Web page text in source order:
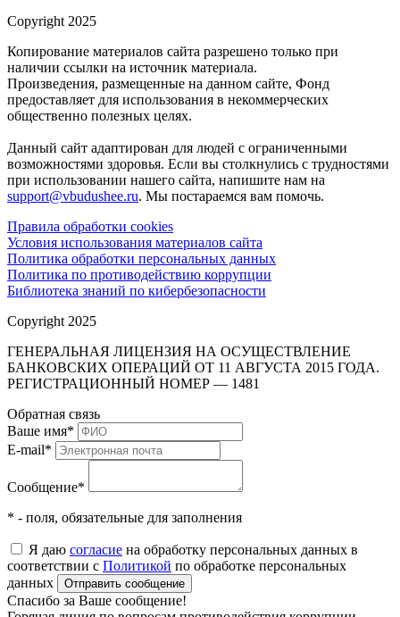
Copyright 2025
Копирование материалов сайта разрешено только при
наличии ссылки на источник материала.
Произведения, размещенные на данном сайте, Фонд
предоставляет для использования в некоммерческих
общественно полезных целях.
Данный сайт адаптирован для людей с ограниченными
возможностями здоровья. Если вы столкнулись с трудностями
при использовании нашего сайта, напишите нам на
support@vbudushee.ru. Мы постараемся вам помочь.
Правила обработки cookies
Условия использования материалов сайта
Политика обработки персональных данных
Политика по противодействию коррупции
Библиотека знаний по кибербезопасности
Copyright 2025
ГЕНЕРАЛЬНАЯ ЛИЦЕНЗИЯ НА ОСУЩЕСТВЛЕНИЕ
БАНКОВСКИХ ОПЕРАЦИЙ ОТ 11 АВГУСТА 2015 ГОДА.
РЕГИСТРАЦИОННЫЙ НОМЕР — 1481
Обратная связь
Ваше имя*
E-mail*
Сообщение*
* - поля, обязательные для заполнения
Я даю согласие на обработку персональных данных в
соответствии с Политикой по обработке персональных
данных
Отправить сообщение
Спасибо за Ваше сообщение!